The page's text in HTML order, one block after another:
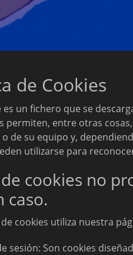
de Cookies
es un fichero que se
permiten, entre otras
de su equipo y,
utilizarse para
cookies no
caso.
cookies utiliza nuestra
sesión: Son cookies